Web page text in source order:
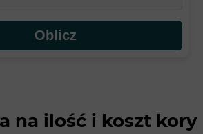
na ilość i koszt kory